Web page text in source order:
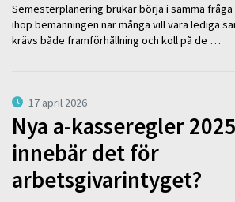
Semesterplanering brukar börja i samma fråga
ihop bemanningen när många vill vara lediga
krävs både framförhållning och koll på de …
17 april 2026
Nya a-kasseregler
innebär det för
arbetsgivarintyget?